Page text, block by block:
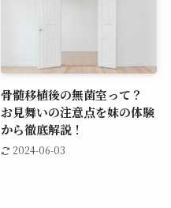
骨髄移植後の無菌室って？
お見舞いの注意点を妹の体験
から徹底解説！
2024-06-03